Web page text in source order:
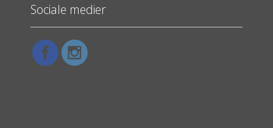
Sociale medier